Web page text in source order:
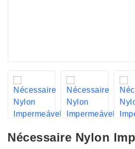
Nécessaire Nylon